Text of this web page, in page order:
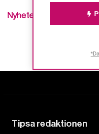
Nyheter
Tipsa redaktionen